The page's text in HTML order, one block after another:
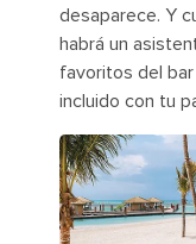
desaparece. Y
habrá un
favoritos del
incluido con tu